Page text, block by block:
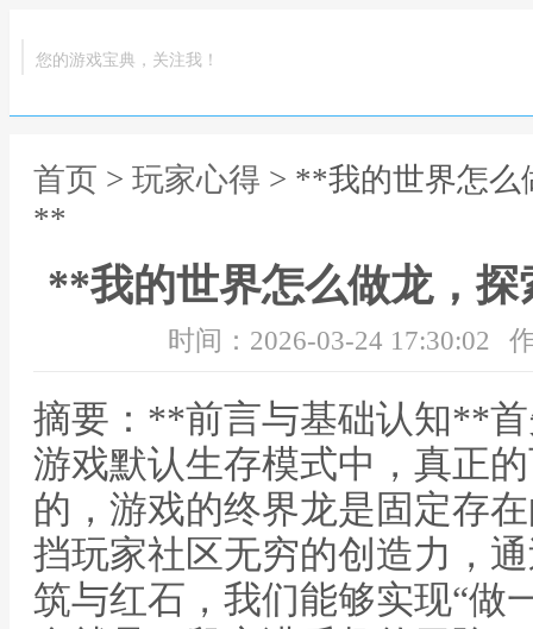
您的游戏宝典，关注我！
首页 > 玩家心得 > **我的世界怎么
**
**我的世界怎么做龙，
时间：2026-03-24 17:30:02
摘要：**前言与基础认知**
游戏默认生存模式中，真正
的，游戏的终界龙是固定存
挡玩家社区无穷的创造力，
筑与红石，我们能够实现“做